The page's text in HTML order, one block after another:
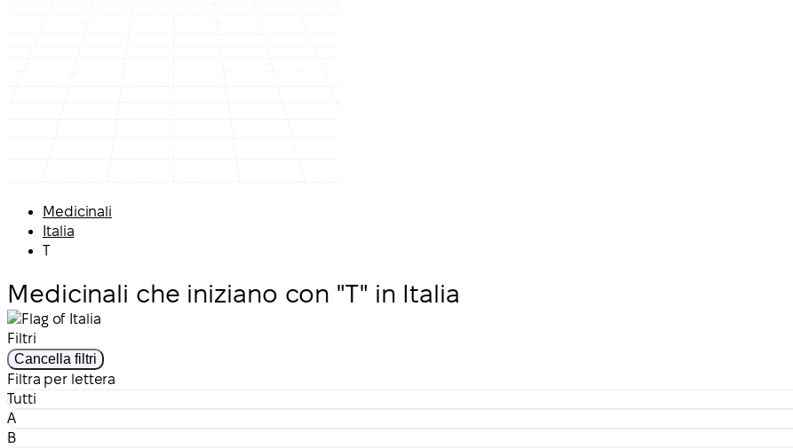
Medicinali
Italia
T
Medicinali che iniziano con "T" in Italia
Filtri
Cancella filtri
Filtra per lettera
Tutti
A
B